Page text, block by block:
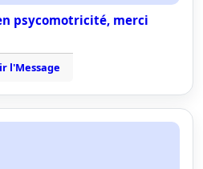
psycomotricité, merci
l'Message